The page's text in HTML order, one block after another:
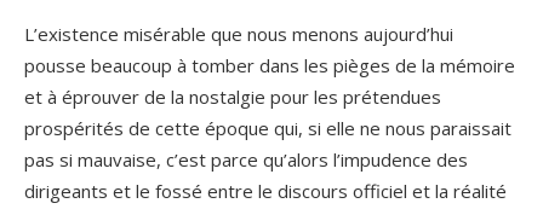
L’existence misérable que nous menons aujourd’hui
pousse beaucoup à tomber dans les pièges de la mémoire
et à éprouver de la nostalgie pour les prétendues
prospérités de cette époque qui, si elle ne nous paraissait
pas si mauvaise, c’est parce qu’alors l’impudence des
dirigeants et le fossé entre le discours officiel et la réalité